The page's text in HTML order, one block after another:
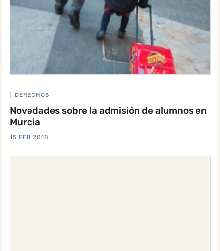
DERECHOS
Novedades sobre la admisión de alumnos en
Murcia
15 FEB 2018